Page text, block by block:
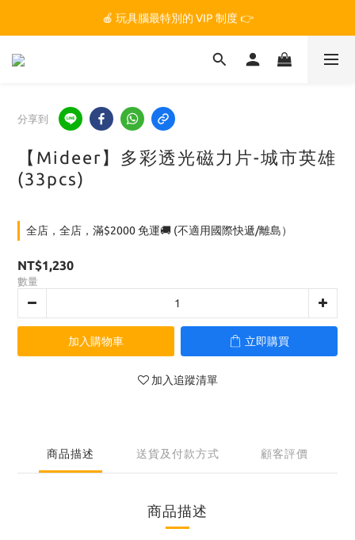
🏆 玩具腦是全台第一個獲得 STEM.org 教育平台
🍎 玩具腦最特別的 VIP 制度 👉
🏆 玩具腦是全台第一個獲得 STEM.org 教育平台
分享到
【Mideer】多彩透光磁力片-城市英雄
(33pcs)
全店，全店，滿$2000 免運🚚 (不適用國際快遞/離島）
NT$1,230
數量
加入購物車 立即購買
加入追蹤清單
商品描述 送貨及付款方式 顧客評價
商品描述